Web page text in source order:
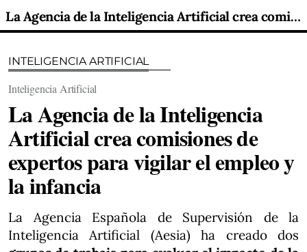
La Agencia de la Inteligencia Artificial crea comisiones de expertos para vigilar el empleo y la infancia
INTELIGENCIA ARTIFICIAL
Inteligencia Artificial
La Agencia de la Inteligencia
Artificial crea comisiones de
expertos para vigilar el empleo y
la infancia
La Agencia Española de Supervisión de la
Inteligencia Artificial (Aesia) ha creado dos